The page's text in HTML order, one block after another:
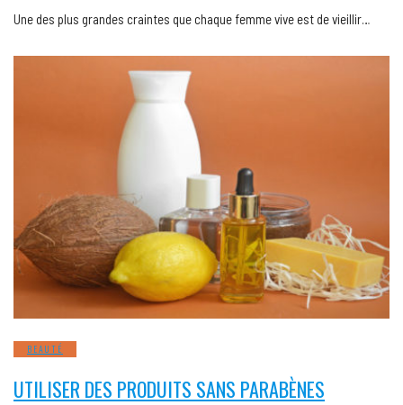
Une des plus grandes craintes que chaque femme vive est de vieillir…
BEAUTÉ
UTILISER DES PRODUITS SANS PARABÈNES